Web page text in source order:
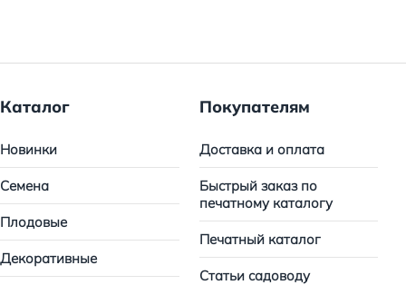
Каталог
Новинки
Семена
Плодовые
Декоративные
Покупателям
Доставка и оплата
Быстрый заказ по
печатному каталогу
Печатный каталог
Статьи садоводу